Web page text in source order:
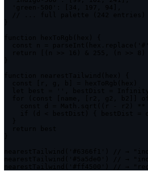
for (const [name, [r2, g2, b2]]
const d = Math.sqrt((r - r2)
nearestTailwind('#6366f1') // →
nearestTailwind('#5a5de0') // →
nearestTailwind('#ff4500') // →